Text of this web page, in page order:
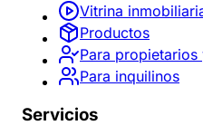
Vitrina
Productos
Para propietarios
Para inquilinos
Servicios